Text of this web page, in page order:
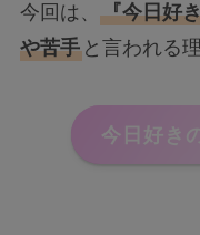
今回は、 『今日好
や苦手と言われる
今日好き